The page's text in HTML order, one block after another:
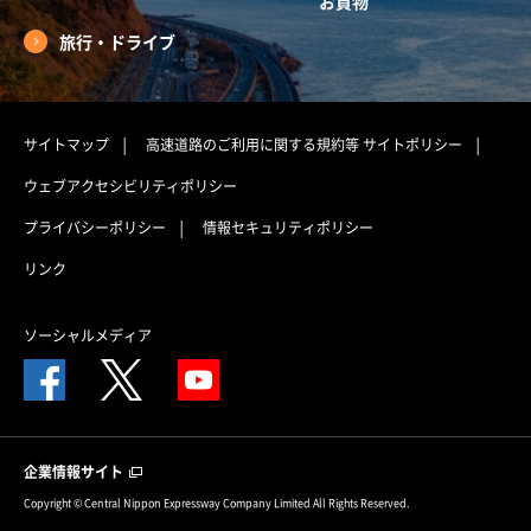
旅行・ドライブ
サイトマップ 高速道路のご利用に関する規約等サイトポリシー
ウェブアクセシビリティポリシー
プライバシーポリシー
情報セキュリティポリシー
リンク
ソーシャルメディア
企業情報サイト
Copyright © Central Nippon Expressway Company Limited All Rights Reserved.